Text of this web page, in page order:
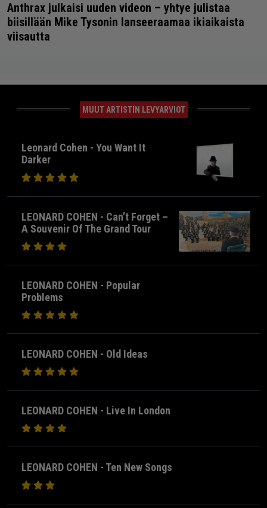
Anthrax julkaisi uuden videon – yhtye julistaa
biisillään Mike Tysonin lanseeraamaa ikiaikaista
viisautta
MUUT ARTISTIN LEVYARVIOT
Leonard Cohen - You Want It
Darker
LEONARD COHEN - Can’t Forget –
A Souvenir Of The Grand Tour
LEONARD COHEN - Popular
Problems
LEONARD COHEN - Old Ideas
LEONARD COHEN - Live In London
LEONARD COHEN - Ten New Songs